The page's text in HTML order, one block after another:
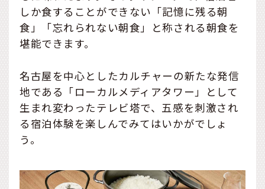
しか食することができない「記憶に残る朝
食」「忘れられない朝食」と称される朝食を
堪能できます。
名古屋を中心としたカルチャーの新たな発信
地である「ローカルメディアタワー」として
生まれ変わったテレビ塔で、五感を刺激され
る宿泊体験を楽しんでみてはいかがでしょ
う。